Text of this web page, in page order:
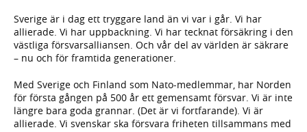
Sverige är i dag ett tryggare land än vi var i går. Vi har
allierade. Vi har uppbackning. Vi har tecknat försäkring i den
västliga försvarsalliansen. Och vår del av världen är säkrare
– nu och för framtida generationer.
Med Sverige och Finland som Nato-medlemmar, har Norden
för första gången på 500 år ett gemensamt försvar. Vi är inte
längre bara goda grannar. (Det är vi fortfarande). Vi är
allierade. Vi svenskar ska försvara friheten tillsammans med